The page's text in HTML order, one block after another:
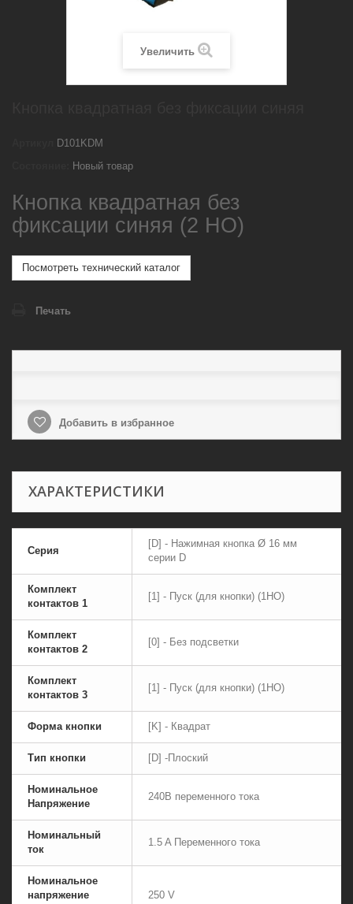
Увеличить
D101KDM
Новый товар
Кнопка квадратная без
фиксации синяя (2 НО)
Посмотреть технический каталог
Печать
Добавить в избранное
ХАРАКТЕРИСТИКИ
Серия
[D] - Нажимная кнопка Ø 16 мм
серии D
Комплект
контактов 1
[1] - Пуск (для кнопки) (1НО)
Комплект
контактов 2
[0] - Без подсветки
Комплект
контактов 3
[1] - Пуск (для кнопки) (1НО)
Форма кнопки [K] - Квадрат
Тип кнопки [D] -Плоский
Номинальное
Напряжение
240В переменного тока
Номинальный
ток
1.5 A Переменного тока
Номинальное
напряжение
250 V